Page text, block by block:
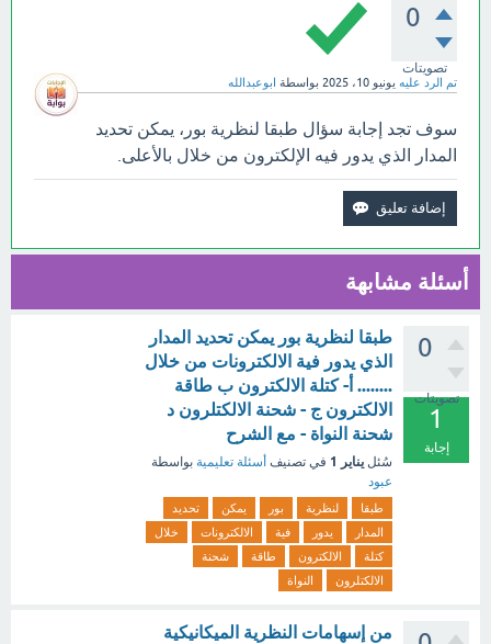
0
تصويتات
تم الرد عليه يونيو 10، 2025 بواسطة ابوعبدالله
سوف تجد إجابة سؤال طبقا لنظرية بور، يمكن تحديد
المدار الذي يدور فيه الإلكترون من خلال بالأعلى.
أسئلة مشابهة
0
تصويتات
1
إجابة
طبقا لنظرية بور يمكن تحديد المدار
الذي يدور فية الالكترونات من خلال
........ أ- كتلة الالكترون ب طاقة
الالكترون ج - شحنة الالكتلرون د
شحنة النواة - مع الشرح
سُئل يناير 1 في تصنيف أسئلة تعليمية بواسطة
عبود
طبقا لنظرية بور يمكن
تحديد
المدار
يدور فية الالكترونات
خلال
كتلة
الالكترون طاقة
شحنة
الالكتلرون
النواة
من إسهامات النظرية الميكانيكية